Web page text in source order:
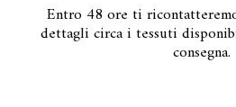
Entro 48 ore ti
dettagli circa i tessuti
consegna.